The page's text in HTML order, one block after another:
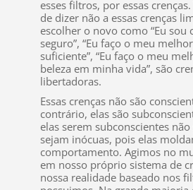
esses filtros, por essas
de dizer não a essas crenças
escolher o novo como “Eu sou
seguro”, “Eu faço o meu
suficiente”, “Eu faço o meu
beleza em minha vida”, são
libertadoras.
Essas crenças não são
contrário, elas são
elas serem subconscientes
sejam inócuas, pois elas
comportamento. Agimos no
em nosso próprio sistema de
nossa realidade baseado nos